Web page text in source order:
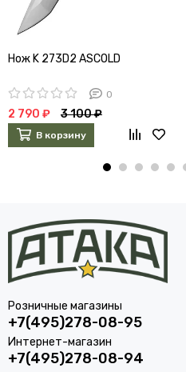
Нож K 273D2 ASCOLD
0
2 790 ₽ 3 100 ₽
В корзину
Розничные магазины
+7(495)278-08-95
Интернет-магазин
+7(495)278-08-94